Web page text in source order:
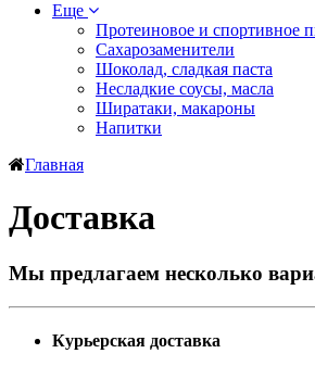
Еще
Протеиновое и спортивное
Сахарозаменители
Шоколад, сладкая паста
Несладкие соусы, масла
Ширатаки, макароны
Напитки
Главная
Доставка
Мы предлагаем несколько
Курьерская доставка